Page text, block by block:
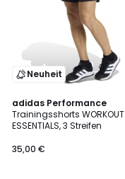
Neuheit
adidas Performance
Trainingsshorts WORKOUT
ESSENTIALS, 3 Streifen
35,00 €